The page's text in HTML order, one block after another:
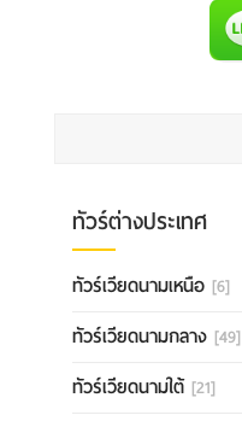
ทัวร์ต่างประเทศ
ทัวร์เวียดนามเหนือ [6]
ทัวร์เวียดนามกลาง [49]
ทัวร์เวียดนามใต้ [21]